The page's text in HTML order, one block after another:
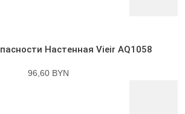
Настенная Vieir AQ1058
96,60 BYN